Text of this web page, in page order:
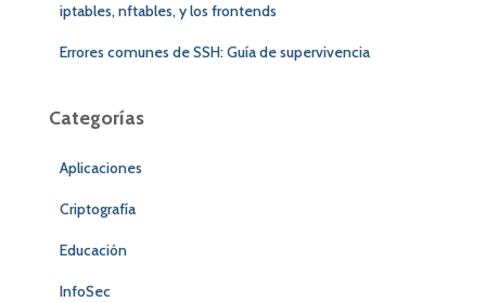
iptables, nftables, y los frontends
Errores comunes de SSH: Guía de supervivencia
Categorías
Aplicaciones
Criptografía
Educación
InfoSec